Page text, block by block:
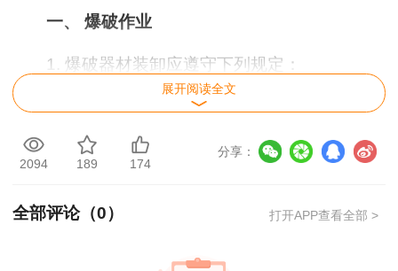
一、 爆破作业
1. 爆破器材装卸应遵守下列规定：
（1）从事爆破器材装卸的人员，应经过有关
爆破材料性能的基础教育和熟悉其安全技术知识。
装卸爆破器材时，严禁吸烟和携带引火物；
（2）搬运装卸作业宜在白天进行，炎热的季
节宜在清晨或傍晚进行。如需在夜间装卸爆破器材
时，装卸场所应有充足的照明，并只允许使用防爆
展开阅读全文
2094 189 174
分享：
全部评论（0） 打开APP查看全部 >